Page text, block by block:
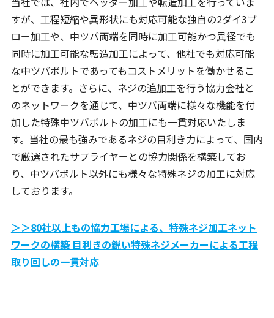
すが、工程短縮や異形状にも対応可能な独自の2ダイ3ブ
ロー加工や、中ツバ両端を同時に加工可能かつ異径でも
同時に加工可能な転造加工によって、他社でも対応可能
な中ツバボルトであってもコストメリットを働かせるこ
とができます。さらに、ネジの追加工を行う協力会社と
のネットワークを通じて、中ツバ両端に様々な機能を付
加した特殊中ツバボルトの加工にも一貫対応いたしま
す。当社の最も強みであるネジの目利き力によって、国内
で厳選されたサプライヤーとの協力関係を構築してお
り、中ツバボルト以外にも様々な特殊ネジの加工に対応
しております。
＞＞80社以上もの協力工場による、特殊ネジ加工ネット
ワークの構築 目利きの鋭い特殊ネジメーカーによる工程
取り回しの一貫対応